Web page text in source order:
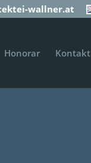
wallner.at
Honorar Kontakt